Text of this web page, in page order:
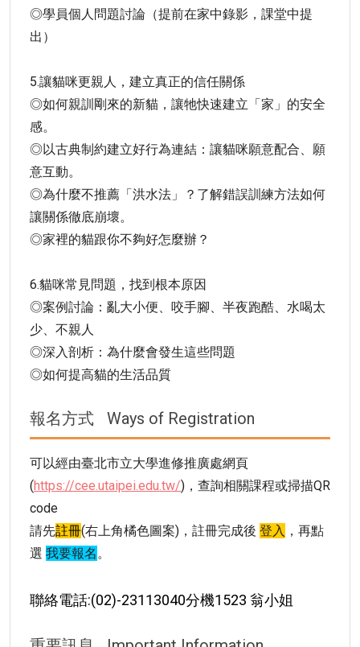
◎學員個人問題討論（提前在家中錄影，課堂中提
出）
5.讓貓咪更親人，建立真正的信任關係
◎如何親訓剛來的新貓，讓牠快速建立「家」的安全
感。
◎以古典制約建立好行為連結：讓貓咪願意配合、願
意互動。
◎為什麼不推薦「洪水法」？了解錯誤訓練方法如何
讓關係徹底崩壞。
◎家裡的貓跟你不夠好怎麼辦？
6.貓咪常見問題，找到根本原因
◎案例討論：亂大小便、咬手腳、半夜跑酷、水喝太
少、不親人
◎深入剖析：為什麼會發生這些問題
◎如何提高貓的生活品質
報名方式 Ways of Registration
可以經由臺北市立大學進修推廣處網頁
(https://cee.utaipei.edu.tw/)，查詢相關課程或掃描QR
code
請先註冊(右上角橘色圖案)，註冊完成後 登入 ，再點
選 我要報名 。
聯絡電話:(02)-23113040分機1523 翁小姐